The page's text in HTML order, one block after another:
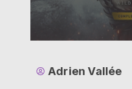
Adrien Vallée